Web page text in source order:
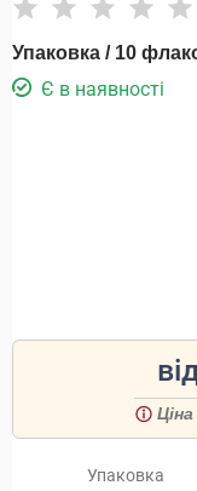
Упаковка / 10
Є в наявності
Упаковка